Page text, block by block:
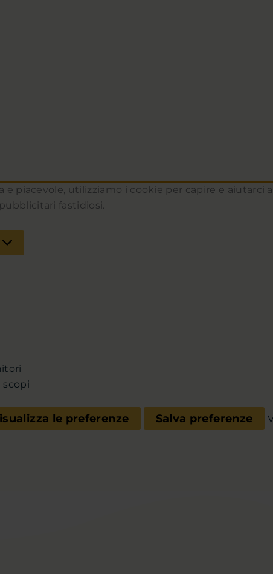
e piacevole, utilizziamo i cookie per capire e
fastidiosi.
scopi
le preferenze Salva preferenze